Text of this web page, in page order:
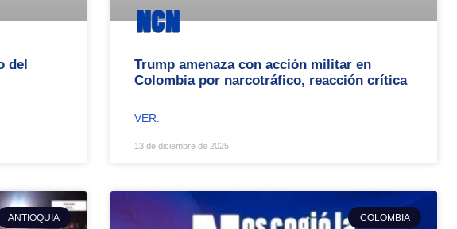
del
Trump amenaza con acción militar en
Colombia por narcotráfico, reacción crítica
VER.
13 de diciembre de 2025
ANTIOQUIA COLOMBIA